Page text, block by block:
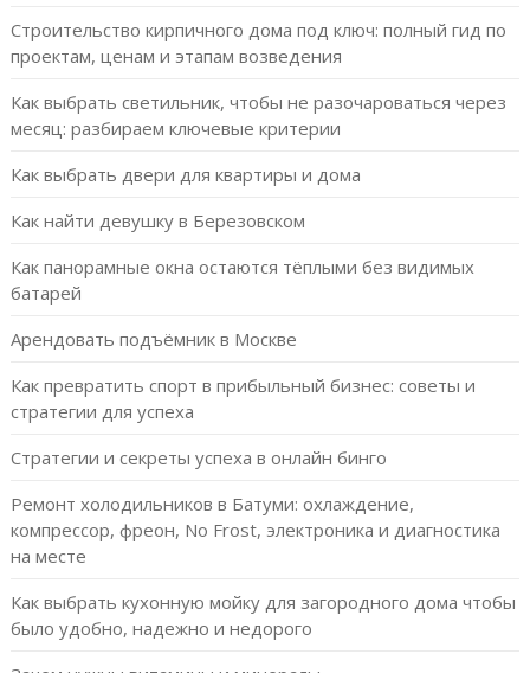
Строительство кирпичного дома под ключ: полный гид по
проектам, ценам и этапам возведения
Как выбрать светильник, чтобы не разочароваться через
месяц: разбираем ключевые критерии
Как выбрать двери для квартиры и дома
Как найти девушку в Березовском
Как панорамные окна остаются тёплыми без видимых
батарей
Арендовать подъёмник в Москве
Как превратить спорт в прибыльный бизнес: советы и
стратегии для успеха
Стратегии и секреты успеха в онлайн бинго
Ремонт холодильников в Батуми: охлаждение,
компрессор, фреон, No Frost, электроника и диагностика
на месте
Как выбрать кухонную мойку для загородного дома чтобы
было удобно, надежно и недорого